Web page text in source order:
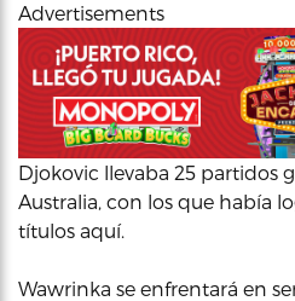
Advertisements
Djokovic llevaba 25 partidos
Australia, con los que había
títulos aquí.
Wawrinka se enfrentará en